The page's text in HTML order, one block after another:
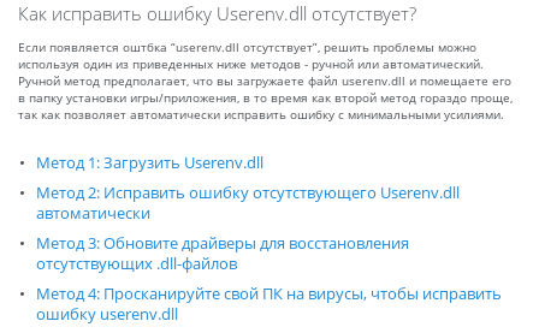
Как исправить ошибку Userenv.dll отсутствует?
Если появляется оштбка “userenv.dll отсутствует”, решить проблемы можно
используя один из приведенных ниже методов - ручной или автоматический.
Ручной метод предполагает, что вы загружаете файл userenv.dll и помещаете его
в папку установки игры/приложения, в то время как второй метод гораздо проще,
так как позволяет автоматически исправить ошибку с минимальными усилиями.
Метод 1: Загрузить Userenv.dll
Метод 2: Исправить ошибку отсутствующего Userenv.dll
автоматически
Метод 3: Обновите драйверы для восстановления
отсутствующих .dll-файлов
Метод 4: Просканируйте свой ПК на вирусы, чтобы исправить
ошибку userenv.dll